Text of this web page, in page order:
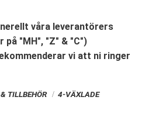
våra leverantörers
på "MH", "Z" & "C")
vi att ni ringer
TILLBEHÖR
4-VÄXLADE